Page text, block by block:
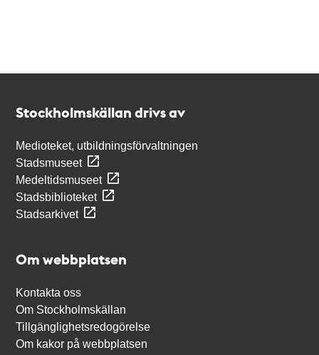
Stockholmskällan drivs av
Medioteket, utbildningsförvaltningen
Stadsmuseet
Medeltidsmuseet
Stadsbiblioteket
Stadsarkivet
Om webbplatsen
Kontakta oss
Om Stockholmskällan
Tillgänglighetsredogörelse
Om kakor på webbplatsen